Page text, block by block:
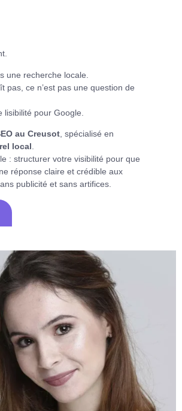
une recherche locale.
pas, ce n’est pas une question de
lisibilité pour Google.
au Creusot , spécialisé en
local
: structurer votre visibilité pour que
réponse claire et crédible aux
publicité et sans artifices.